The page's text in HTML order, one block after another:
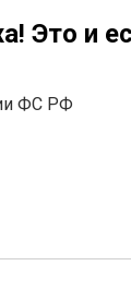
Это и
ФС РФ